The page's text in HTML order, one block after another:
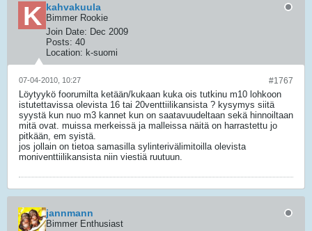
kahvakuula
Bimmer Rookie
Join Date: Dec 2009
Posts: 40
Location: k-suomi
#1767
07-04-2010, 10:27
Löytyykö foorumilta ketään/kukaan kuka ois tutkinu m10 lohkoon
istutettavissa olevista 16 tai 20venttiilikansista ? kysymys siitä
syystä kun nuo m3 kannet kun on saatavuudeltaan sekä hinnoiltaan
mitä ovat. muissa merkeissä ja malleissa näitä on harrastettu jo
pitkään, em syistä.
jos jollain on tietoa samasilla sylinterivälimitoilla olevista
moniventtiilikansista niin viestiä ruutuun.
jannmann
Bimmer Enthusiast